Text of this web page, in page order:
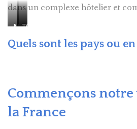
dans un complexe hôtelier et
MACA0
LAS
VEGAS
TOKYO
Quels sont les pays ou
Commençons notre
la France